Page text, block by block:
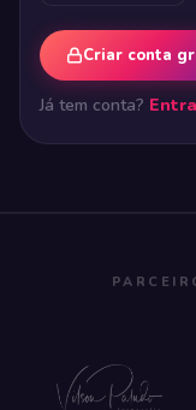
Criar conta
Já tem conta?